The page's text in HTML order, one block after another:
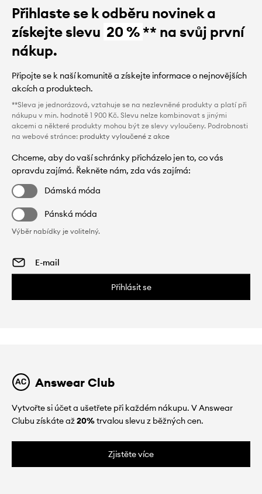
Přihlaste se k odběru novinek a
získejte slevu 20 %** na svůj první
nákup.
Připojte se k naší komunitě a získejte informace o nejnovějších
akcích a produktech.
**Sleva je jednorázová, vztahuje se na nezlevněné produkty a platí při
nákupu v min. hodnotě 1 900 Kč. Slevu nelze kombinovat s jinými
akcemi a některé produkty mohou být ze slevy vyloučeny. Podrobnosti
na webové stránce: produkty vyloučené z akce
Chceme, aby do vaší schránky přicházelo jen to, co vás
opravdu zajímá. Řekněte nám, zda vás zajímá:
Dámská móda
Pánská móda
Výběr nabídky je volitelný.
Přihlásit se
Answear Club
Vytvořte si účet a ušetřete při každém nákupu. V Answear
Clubu získáte až20%trvalou slevu z běžných cen.
Zjistěte více